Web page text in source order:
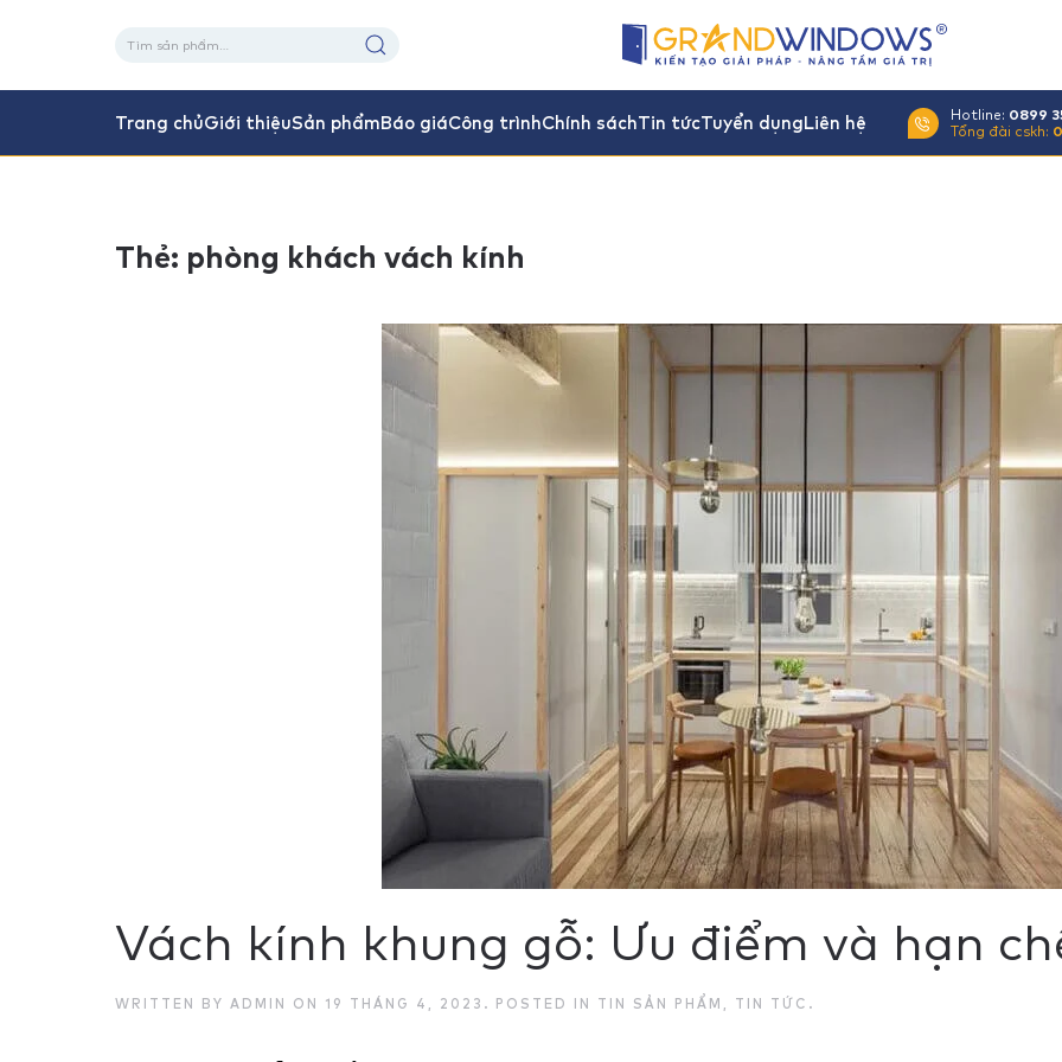
kiếm:
Trang chủGiới thiệuSản phẩmBáo giáCông trìnhChính sáchTin tứcTuyển dụngLiên hệ Hotline: 0899
Tổng đài cskh:
Thẻ: phòng khách vách kính
Vách kính khung gỗ: Ưu điểm và hạn
WRITTEN BY ADMIN ON 19 THÁNG 4, 2023 . POSTED IN TIN SẢN PHẨM , TIN TỨC .